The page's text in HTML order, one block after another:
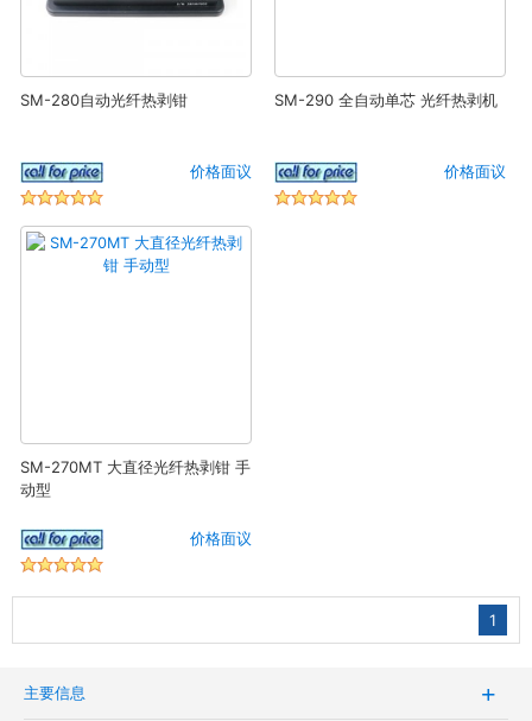
SM-280自动光纤热剥钳
价格面议
SM-290 全自动单芯 光纤热剥机
价格面议
SM-270MT 大直径光纤热剥钳 手
动型
价格面议
1
主要信息